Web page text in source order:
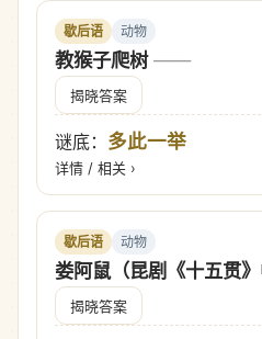
歇后语 动物
教猴子爬树——
揭晓答案
谜底： 多此一举
详情 / 相关 ›
歇后语 动物
娄阿鼠（昆剧《十五贯
揭晓答案